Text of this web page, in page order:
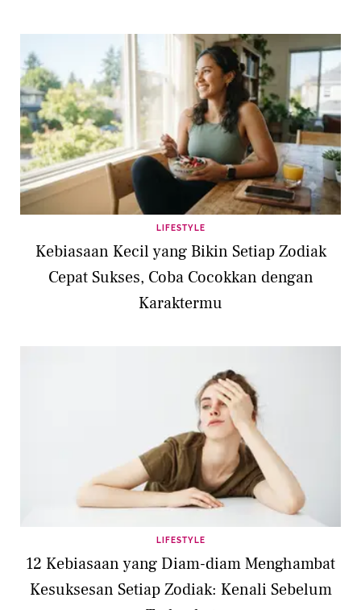
LIFESTYLE
Kebiasaan Kecil yang Bikin Setiap Zodiak
Cepat Sukses, Coba Cocokkan dengan
Karaktermu
LIFESTYLE
12 Kebiasaan yang Diam-diam Menghambat
Kesuksesan Setiap Zodiak: Kenali Sebelum